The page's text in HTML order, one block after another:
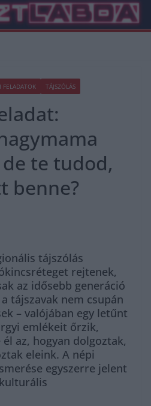
FELADATOK TÁJSZÓLÁS
te tudod,
benne?
tájszólás
rejtenek,
az idősebb generáció
tájszavak nem csupán
– valójában egy letűnt
emlékeit őrzik,
az, hogyan dolgoztak,
eleink. A népi
egyszerre jelent